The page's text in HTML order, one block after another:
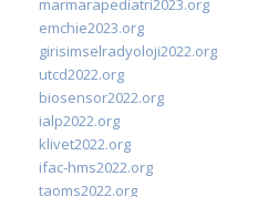
emchie2023.org
girisimselradyoloji2022.org
utcd2022.org
biosensor2022.org
ialp2022.org
klivet2022.org
ifac-hms2022.org
taoms2022.org